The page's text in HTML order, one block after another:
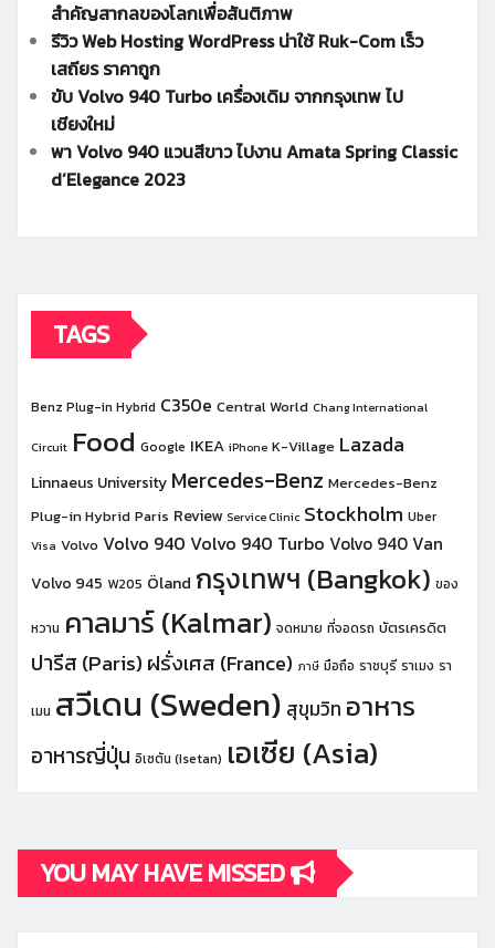
สำคัญสากลของโลกเพื่อสันติภาพ
รีวิว Web Hosting WordPress น่าใช้ Ruk-Com เร็ว
เสถียร ราคาถูก
ขับ Volvo 940 Turbo เครื่องเดิม จากกรุงเทพ ไป
เชียงใหม่
พา Volvo 940 แวนสีขาว ไปงาน Amata Spring Classic
d’Elegance 2023
TAGS
Benz Plug-in Hybrid C350e Central World Chang International
Circuit Food Google IKEA iPhone K-Village Lazada
Linnaeus University Mercedes-Benz Mercedes-Benz
Plug-in Hybrid Paris Review Service Clinic Stockholm Uber
Visa Volvo Volvo 940 Volvo 940 Turbo Volvo 940 Van
Volvo 945 W205 Öland กรุงเทพฯ (Bangkok) ของ
หวาน คาลมาร์ (Kalmar) จดหมาย ที่จอดรถ บัตรเครดิต
ปารีส (Paris) ฝรั่งเศส (France) ภาษี มือถือ ราชบุรี ราเมง รา
เมน สวีเดน (Sweden) สุขุมวิท อาหาร
อาหารญี่ปุ่น อิเซตัน (Isetan) เอเซีย (Asia)
YOU MAY HAVE MISSED